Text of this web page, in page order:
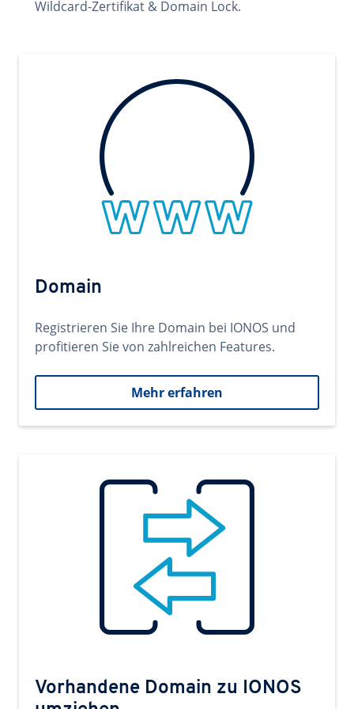
Wildcard-Zertifikat & Domain Lock.
Domain
Registrieren Sie Ihre Domain bei IONOS und
profitieren Sie von zahlreichen Features.
Mehr erfahren
Vorhandene Domain zu IONOS